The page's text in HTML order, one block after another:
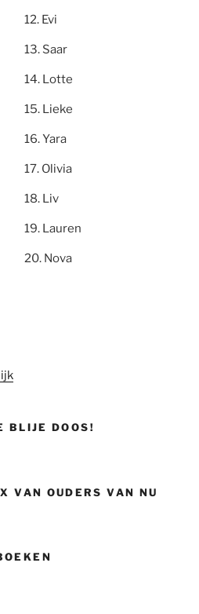
Evi
Saar
Lotte
Lieke
Yara
Olivia
Liv
Lauren
Nova
BLIJE DOOS!
VAN OUDERS VAN NU